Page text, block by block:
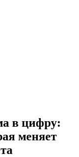
в цифру:
меняет